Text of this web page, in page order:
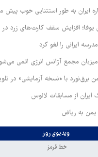
ایران به طور استثنایی خوب پیش
یوفا؛ افزایش سقف کارت‌های زرد در
ایرانی را لغو کرد
میزبان مجمع آژانس انرژی اتمی
برق‌نورد با «نسخه آزمایشی» در
از مسابقات لائوس
یمن به ریاض
ویدیوی روز
خط قرمز